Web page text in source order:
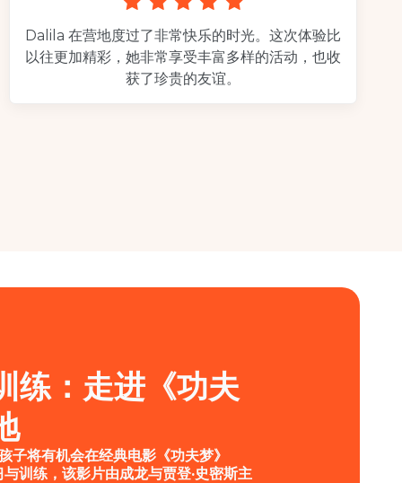
Dalila 在营地度过了非常快乐的时光。这次体验比
以往更加精彩，她非常享受丰富多样的活动，也收
获了珍贵的友谊。
练：走进《功夫
子将有机会在经典电影《功夫梦》
训练，该影片由成龙与贾登·史密斯主